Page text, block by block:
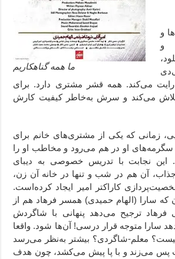
ما همه گناهکاریم
و
و
می‌کند. همه قشر مشتری دارد. برای
می‌کند و سرش به‌خاطر کیفیت کارش
زمانی که یکی از مشتری‌های خانم برای
سگرمه‌های او در هم می‌رود و مخاطب او را
این نجابت با تدریس خصوصی به دیبای
آن هم در شب و تنها در خانه آن زن،
کاراکتر امیر ایجاد کرده‌است.
سارا (الهام حمیدی) همسر فرهاد هم از
ترجیح می‌دهد پنهانی با شاگردش
سارا متوجه قرار درسی! آن‌ها شود. واقعا
چیست؟ معلم-شاگردی؟ بیشتر به‌نظر می‌رسد
پس می‌زند و با پا پیش می‌کشد، چون هدف